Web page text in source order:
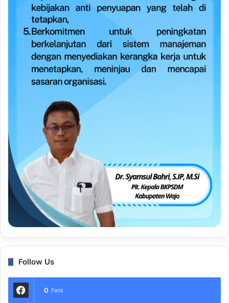
Follow Us
0 Fans